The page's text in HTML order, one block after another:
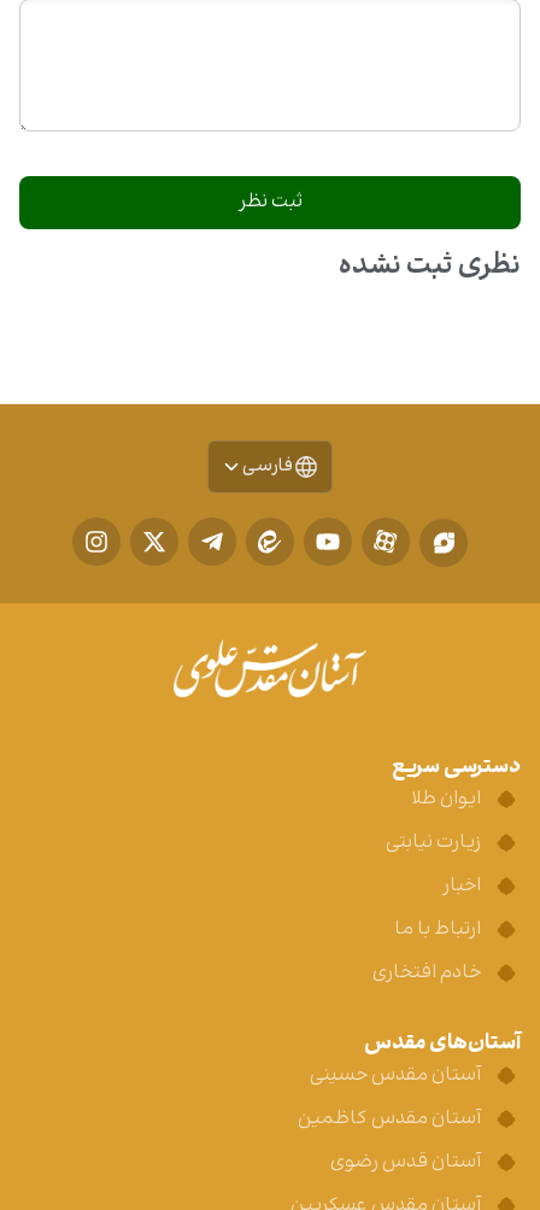
نظری ثبت نشده
فارسی
دسترسی سریع
ایوان طلا
زیارت نیابتی
اخبار
ارتباط با ما
خادم افتخاری
آستان‌های مقدس
آستان مقدس حسینی
آستان مقدس کاظمین
آستان قدس رضوی